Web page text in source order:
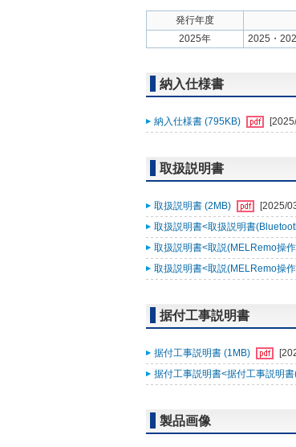
発行年度
2025年
2025・
納入仕様書
納入仕様書 (795KB)
取扱説明書
取扱説明書 (2MB)
[2025/
取扱説明書<取扱説明書
取扱説明書<取説(MELRemo操
取扱説明書<取説(MELRemo操
据付工事説明書
据付工事説明書 (1MB)
据付工事説明書<据付工事説明
製品画像